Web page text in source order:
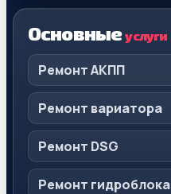
Основныеуслуги
Ремонт АКПП
Ремонт вариатора
Ремонт DSG
Ремонт гидроблока